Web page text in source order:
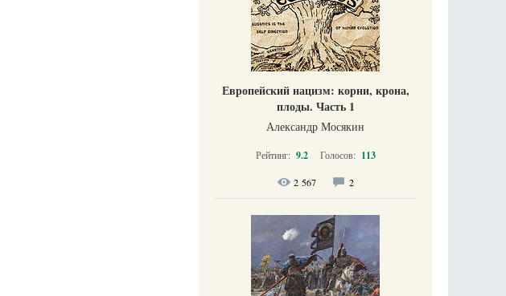
Европейский нацизм: корни, крона,
плоды. Часть 1
Александр Мосякин
Рейтинг: 9.2 Голосов: 113
2 567 2